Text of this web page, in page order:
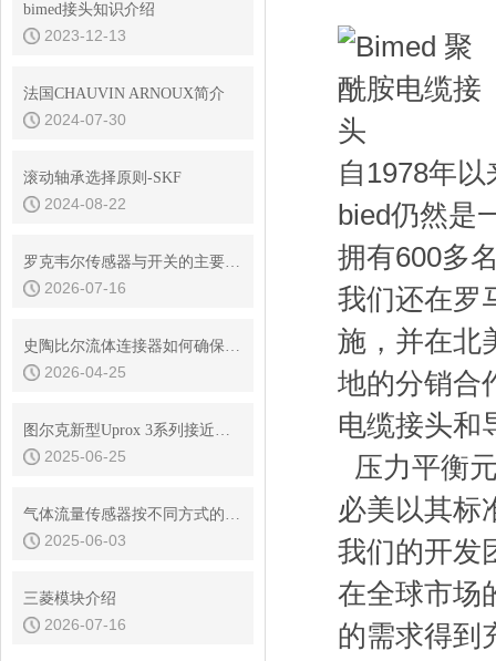
bimed接头知识介绍
2023-12-13
法国CHAUVIN ARNOUX简介
2024-07-30
滚动轴承选择原则-SKF
2024-08-22
罗克韦尔传感器与开关的主要型号有哪些
2026-07-16
史陶比尔流体连接器如何确保连接处的密封？
2026-04-25
图尔克新型Uprox 3系列接近开关
2025-06-25
气体流量传感器按不同方式的种类说明
2025-06-03
三菱模块介绍
2026-07-16
自1978年
bied仍然是
拥有600多
我们还在罗
施，并在北
地的分销合
电缆接头和
压力平衡
必美以其标
我们的开发
在全球市场
的需求得到